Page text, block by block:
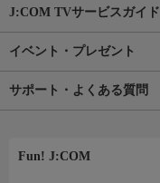
J:COM TVサービスガイド
イベント・プレゼント
サポート・よくある質問
Fun! J:COM